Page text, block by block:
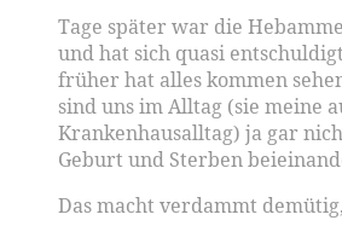
Tage später war die
und hat sich quasi
früher hat alles kommen
sind uns im Alltag (sie meine
Krankenhausalltag) ja gar
Geburt und Sterben
Das macht verdammt